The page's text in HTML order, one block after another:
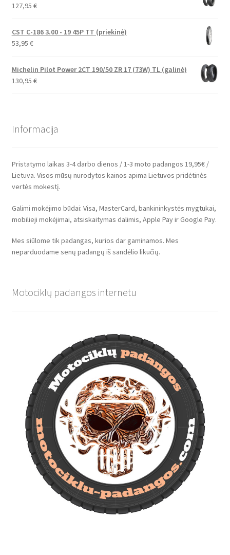
127,95 €
CST C-186 3.00 - 19 45P TT (priekinė)
53,95 €
Michelin Pilot Power 2CT 190/50 ZR 17 (73W) TL (galinė)
130,95 €
Informacija
Pristatymo laikas 3-4 darbo dienos / 1-3 moto padangos 19,95€ /
Lietuva. Visos mūsų nurodytos kainos apima Lietuvos pridėtinės
vertės mokestį.
Galimi mokėjimo būdai: Visa, MasterCard, bankininkystės mygtukai,
mobilieji mokėjimai, atsiskaitymas dalimis, Apple Pay ir Google Pay.
Mes siūlome tik padangas, kurios dar gaminamos. Mes
neparduodame senų padangų iš sandėlio likučių.
Motociklų padangos internetu